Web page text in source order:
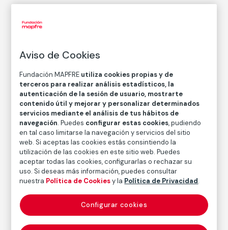
Rafael Altamira
Daniel Vázquez Díaz
Técnica
Grafito y tinta sobre papel
Medidas
Medidas papel: 22,5 × 16,5 cm
Medidas con marco: 82 × 62 × 3 cm
Inventario
FM000417
Fecha
Inscripción/Leyenda
Firmado en la parte central: “Vázquez Díaz”
Aviso de Cookies
Fundación MAPFRE utiliza cookies propias y de
terceros para realizar análisis estadísticos, la
autenticación de la sesión de usuario, mostrarte
contenido útil y mejorar y personalizar determinados
servicios mediante el análisis de tus hábitos de
navegación. Puedes configurar estas cookies, pudiendo
en tal caso limitarse la navegación y servicios del sitio
web. Si aceptas las cookies estás consintiendo la
utilización de las cookies en este sitio web. Puedes
aceptar todas las cookies, configurarlas o rechazar su
uso. Si deseas más información, puedes consultar
nuestra Política de Cookiesy la Política de Privacidad.
Configurar cookies